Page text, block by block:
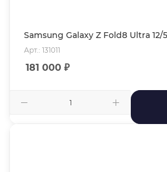
Samsung Galaxy Z Fold8 Ultra 12/
Арт.: 131011
181 000 ₽